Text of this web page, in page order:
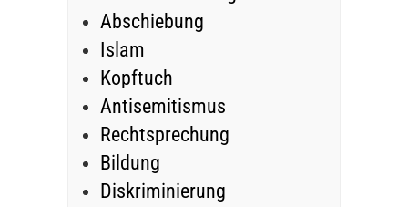
Abschiebung
Islam
Kopftuch
Antisemitismus
Rechtsprechung
Bildung
Diskriminierung